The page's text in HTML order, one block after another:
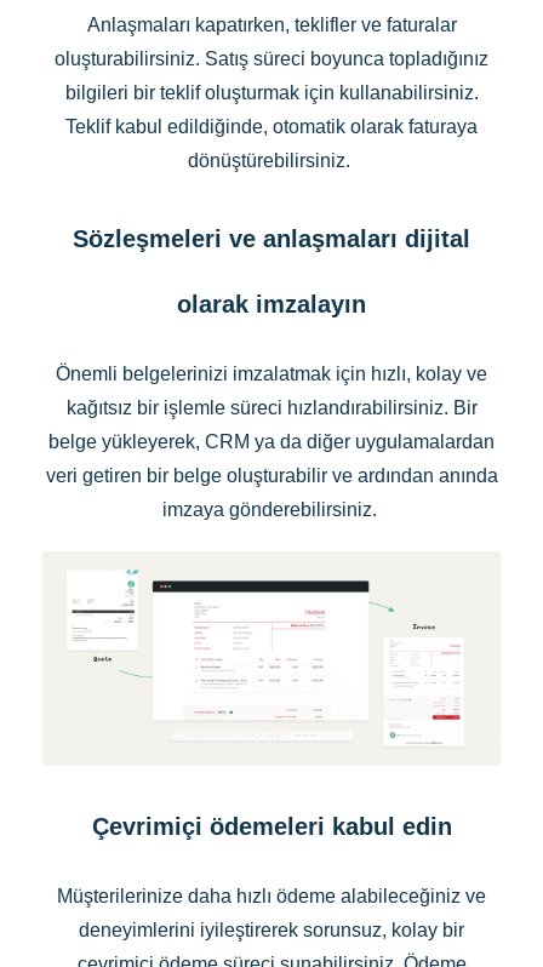
Anlaşmaları kapatırken, teklifler ve faturalar
oluşturabilirsiniz. Satış süreci boyunca topladığınız
bilgileri bir teklif oluşturmak için kullanabilirsiniz.
Teklif kabul edildiğinde, otomatik olarak faturaya
dönüştürebilirsiniz.
Sözleşmeleri ve anlaşmaları dijital
olarak imzalayın
Önemli belgelerinizi imzalatmak için hızlı, kolay ve
kağıtsız bir işlemle süreci hızlandırabilirsiniz. Bir
belge yükleyerek, CRM ya da diğer uygulamalardan
veri getiren bir belge oluşturabilir ve ardından anında
imzaya gönderebilirsiniz.
Çevrimiçi ödemeleri kabul edin
Müşterilerinize daha hızlı ödeme alabileceğiniz ve
deneyimlerini iyileştirerek sorunsuz, kolay bir